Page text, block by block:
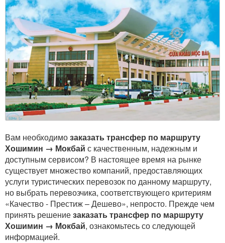
Вам необходимозаказать трансфер по маршруту
Хошимин → Мокбай с качественным, надежным и
доступным сервисом? В настоящее время на рынке
существует множество компаний, предоставляющих
услуги туристических перевозок по данному маршруту,
но выбрать перевозчика, соответствующего критериям
«Качество - Престиж – Дешево», непросто. Прежде чем
принять решениезаказать трансфер по маршруту
Хошимин → Мокбай, ознакомьтесь со следующей
информацией.